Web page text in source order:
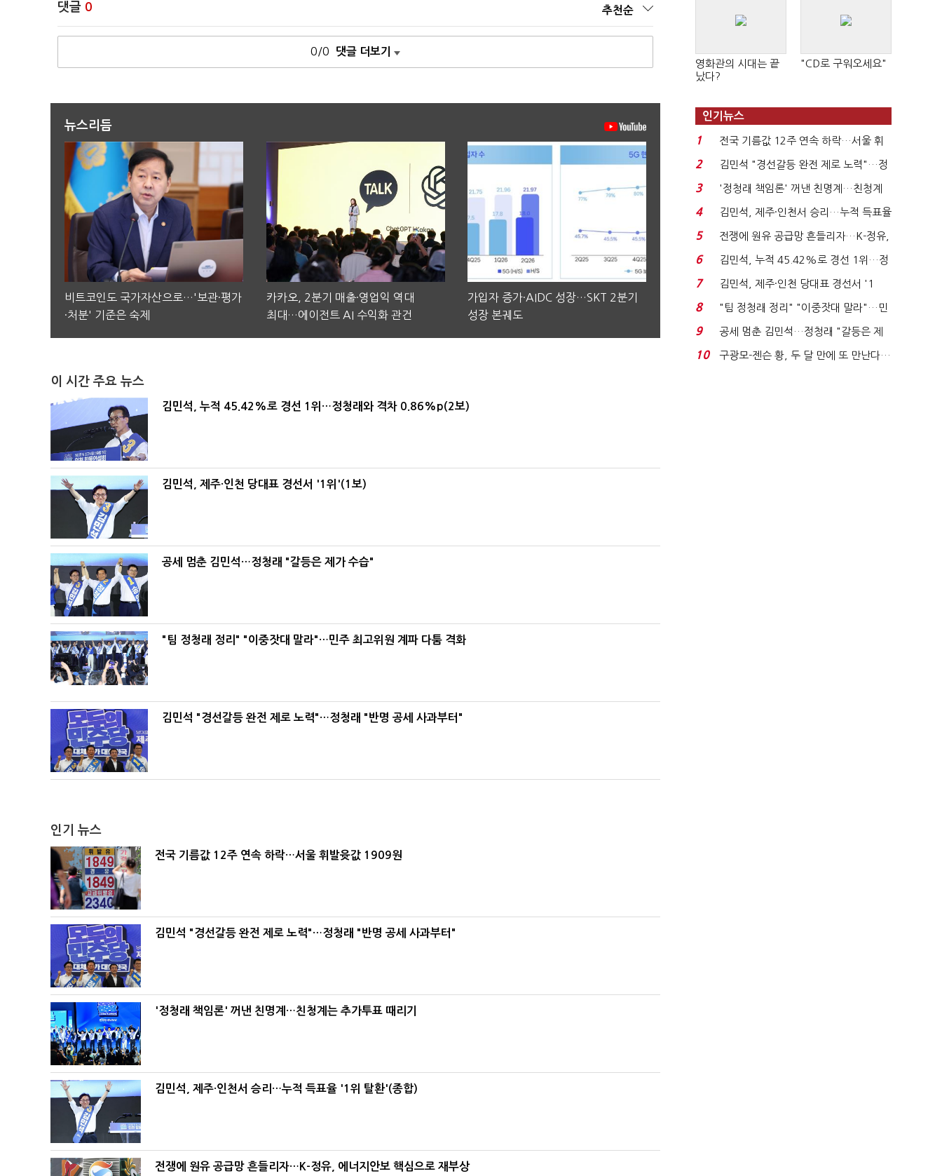
댓글 0 추천순
0/0 댓글 더보기
뉴스리듬
비트코인도 국가자산으로…'보관·평가
·처분' 기준은 숙제
카카오, 2분기 매출·영업익 역대
최대…에이전트 AI 수익화 관건
가입자 증가·AIDC 성장…SKT 2분기
성장 본궤도
이 시간 주요 뉴스
김민석, 누적 45.42%로 경선 1위…정청래와 격차 0.86%p(2보)
김민석, 제주·인천 당대표 경선서 '1위'(1보)
공세 멈춘 김민석…정청래 "갈등은 제가 수습"
"팀 정청래 정리" "이중잣대 말라"…민주 최고위원 계파 다툼 격화
김민석 "경선갈등 완전 제로 노력"…정청래 "반명 공세 사과부터"
인기 뉴스
전국 기름값 12주 연속 하락…서울 휘발윳값 1909원
김민석 "경선갈등 완전 제로 노력"…정청래 "반명 공세 사과부터"
'정청래 책임론' 꺼낸 친명계…친청계는 추가투표 때리기
김민석, 제주·인천서 승리…누적 득표율 '1위 탈환'(종합)
전쟁에 원유 공급망 흔들리자…K-정유, 에너지안보 핵심으로 재부상
영화관의 시대는 끝
났다?
"CD로 구워오세요"
인기뉴스
1
전국 기름값 12주 연속 하락…서울 휘
발윳값 1909원...
2
김민석 "경선갈등 완전 제로 노력"…정
청래 "반명 공세 사...
3
'정청래 책임론' 꺼낸 친명계…친청계
는 추가투표 때리기...
4
김민석, 제주·인천서 승리…누적 득표율
'1위 탈환'(종합)...
5
전쟁에 원유 공급망 흔들리자…K-정유,
에너지안보 핵심...
6
김민석, 누적 45.42%로 경선 1위…정
청래와 격차 0.86%p(...
7
김민석, 제주·인천 당대표 경선서 '1
위'(1보)...
8
"팀 정청래 정리" "이중잣대 말라"…민
주 최고위원 계파 다...
9
공세 멈춘 김민석…정청래 "갈등은 제
가 수습"
10
구광모-젠슨 황, 두 달 만에 또 만난다…